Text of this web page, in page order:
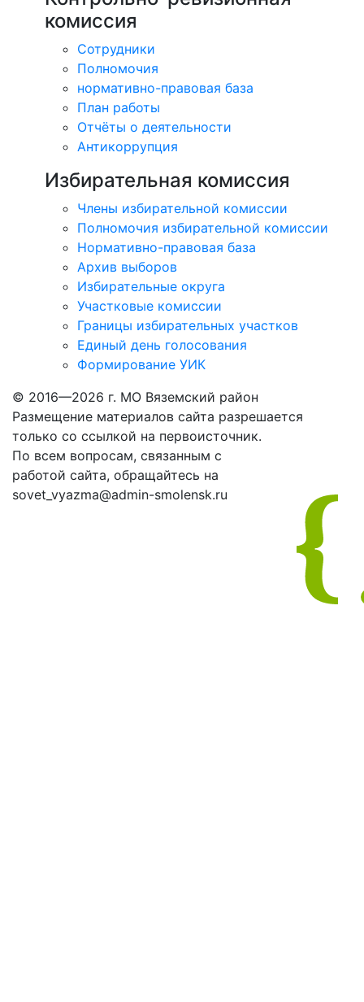
комиссия
Сотрудники
Полномочия
нормативно-правовая база
План работы
Отчёты о деятельности
Антикоррупция
Избирательная комиссия
Члены избирательной комиссии
Полномочия избирательной комиссии
Нормативно-правовая база
Архив выборов
Избирательные округа
Участковые комиссии
Границы избирательных участков
Единый день голосования
Формирование УИК
© 2016—2026 г. МО Вяземский район
Размещение материалов сайта разрешается
только со ссылкой на первоисточник.
По всем вопросам, связанным с
работой сайта, обращайтесь на
sovet_vyazma@admin-smolensk.ru